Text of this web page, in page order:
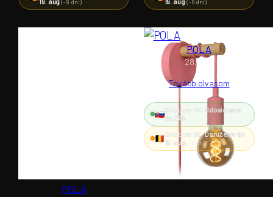
(~9 dní) (~9 dní)
POLA
POLA
28,95
Tovább olvasom
Skladom SK · Odosielame
do 24h
Skladom BE ·Doručenie do
19. aug
(~9 dní)